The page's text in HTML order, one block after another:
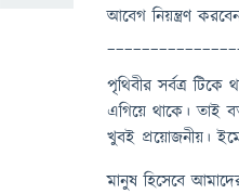
আবেগ নিয়ন্ত্রণ
পৃথিবীর সর্বত্র
এগিয়ে থাকে। তাই
খুবই প্রয়োজনীয়।
মানুষ হিসেবে